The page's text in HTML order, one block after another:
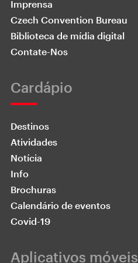
Imprensa
Czech Convention Bureau
Biblioteca de mídia digital
Contate-Nos
Cardápio
Destinos
Atividades
Notícia
Info
Brochuras
Calendário de eventos
Covid-19
Aplicativos móveis